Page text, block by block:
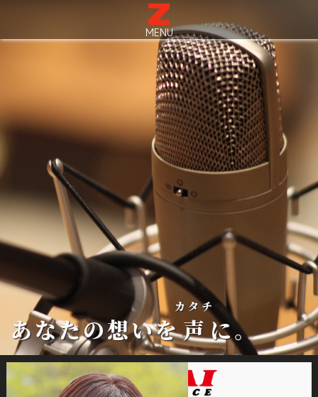
MENU
あなたの想いを声
カタチ
に。